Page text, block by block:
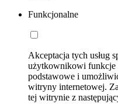
Funkcjonalne
Akceptacja tych usług
użytkownikowi funkcje
podstawowe i
witryny internetowej.
tej witrynie z